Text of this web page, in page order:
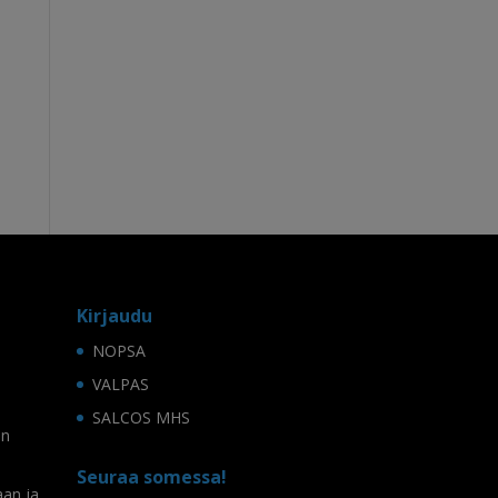
Kirjaudu
NOPSA
VALPAS
SALCOS MHS
Seuraa somessa!